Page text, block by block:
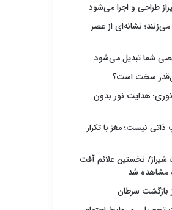
طراحی و اجرا می‌شود
نشانه‌ای از عصر
شما تبدیل می‌شود
سخت است؟
هدایت نور بدون
نیست؛ مغز با تکرار
شیراز/ نخستین علائم آفت
مشاهده شد
بازگشت سرطان